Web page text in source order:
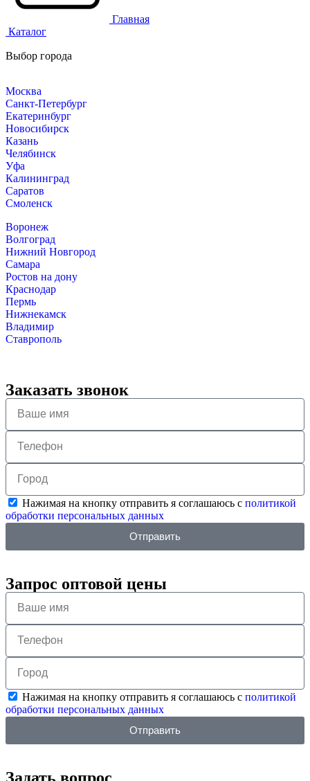
Главная
Каталог
Выбор города
Москва
Санкт-Петербург
Екатеринбург
Новосибирск
Казань
Челябинск
Уфа
Калининград
Саратов
Смоленск
Воронеж
Волгоград
Нижний Новгород
Самара
Ростов на дону
Краснодар
Пермь
Нижнекамск
Владимир
Ставрополь
Заказать звонок
Нажимая на кнопку отправить я соглашаюсь с политикой
обработки персональных данных
Отправить
Запрос оптовой цены
Нажимая на кнопку отправить я соглашаюсь с политикой
обработки персональных данных
Отправить